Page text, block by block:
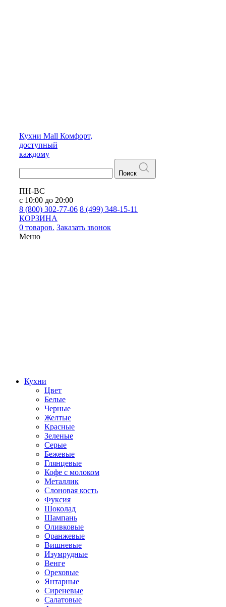
Кухни Mall Комфорт,
доступный
каждому
Поиск
ПН-ВС
с 10:00 до 20:00
8 (800) 302-77-06 8 (499) 348-15-11
КОРЗИНА
0 товаров. Заказать звонок
Меню
Кухни
Цвет
Белые
Черные
Желтые
Красные
Зеленые
Серые
Бежевые
Глянцевые
Кофе с молоком
Металлик
Слоновая кость
Фуксия
Шоколад
Шампань
Оливковые
Оранжевые
Вишневые
Изумрудные
Венге
Ореховые
Янтарные
Сиреневые
Салатовые